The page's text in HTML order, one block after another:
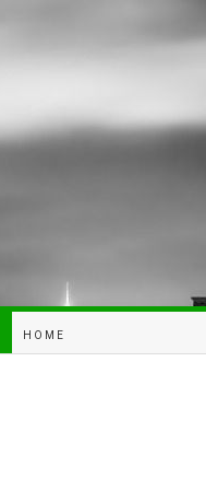
HOME